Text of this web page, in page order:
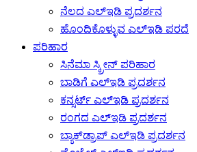
ನೆಲದ ಎಲ್ಇಡಿ ಪ್ರದರ್ಶನ
ಹೊಂದಿಕೊಳ್ಳುವ ಎಲ್ಇಡಿ ಪರದೆ
ಪರಿಹಾರ
ಸಿನೆಮಾ ಸ್ಕ್ರೀನ್ ಪರಿಹಾರ
ಬಾಡಿಗೆ ಎಲ್ಇಡಿ ಪ್ರದರ್ಶನ
ಕನ್ಸರ್ಟ್ ಎಲ್ಇಡಿ ಪ್ರದರ್ಶನ
ರಂಗದ ಎಲ್ಇಡಿ ಪ್ರದರ್ಶನ
ಬ್ಯಾಕ್‌ಡ್ರಾಪ್ ಎಲ್ಇಡಿ ಪ್ರದರ್ಶನ